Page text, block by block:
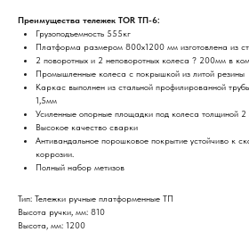
Преимущества тележек TOR ТП-6:
Грузоподъемность 555кг
Платформа размером 800х1200 мм изготовлена из
2 поворотных и 2 неповоротных колеса ? 200мм в
Промышленные колеса с покрышкой из литой резины
Каркас выполнен из стальной профилированной
1,5мм
Усиленные опорные площадки под колеса толщиной
Высокое качество сварки
Антивандальное порошковое покрытие устойчиво к
коррозии.
Полный набор метизов
Тип: Тележки ручные платформенные ТП
Высота ручки, мм: 810
Высота, мм: 1200